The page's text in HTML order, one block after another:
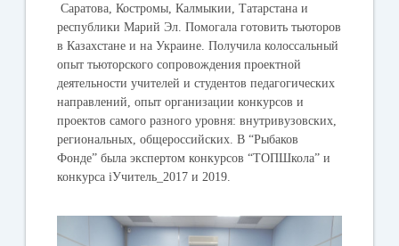
Саратова, Костромы, Калмыкии, Татарстана и
республики Марий Эл. Помогала готовить тьюторов
в Казахстане и на Украине. Получила колоссальный
опыт тьюторского сопровождения проектной
деятельности учителей и студентов педагогических
направлений, опыт организации конкурсов и
проектов самого разного уровня: внутривузовских,
региональных, общероссийских. В “Рыбаков
Фонде” была экспертом конкурсов “ТОПШкола” и
конкурса iУчитель_2017 и 2019.